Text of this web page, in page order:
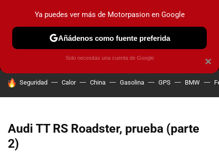
MENÚ NUEVO
COCHES ELÉCTRICOS OBSERVATORIO
HOY SE HABLA DE
Seguridad Calor China Gasolina GPS BMW
Audi TT RS Roadster, prueba (parte
2)
×
Ya puedes ver más de Motorpasion en Google
Añádenos como fuente preferida
Solo necesitas una cuenta de Google